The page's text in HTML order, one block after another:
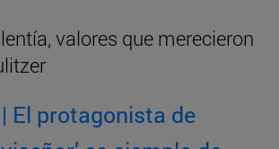
valores que merecieron
El protagonista de